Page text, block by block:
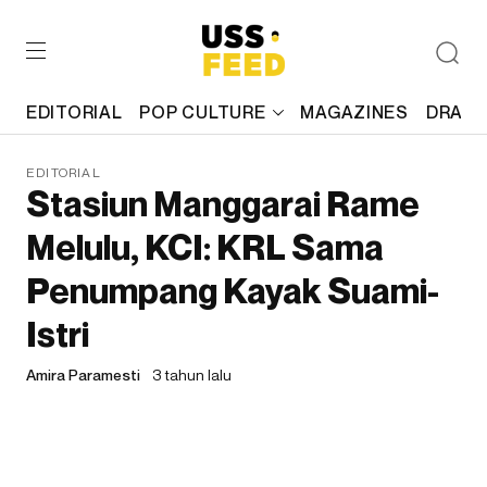
EDITORIAL POP CULTURE MAGAZINES
EDITORIAL
Stasiun Manggarai Rame
Melulu, KCI: KRL Sama
Penumpang Kayak Suami-
Istri
Amira Paramesti 3 tahun lalu